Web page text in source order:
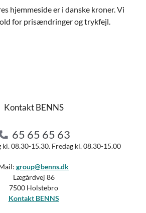
hjemmeside er i danske kroner. Vi
for prisændringer og trykfejl.
Kontakt BENNS
65 65 65 63
kl. 08.30-15.30. Fredag kl. 08.30-15.00
group@benns.dk
Lægårdvej 86
7500 Holstebro
Kontakt BENNS